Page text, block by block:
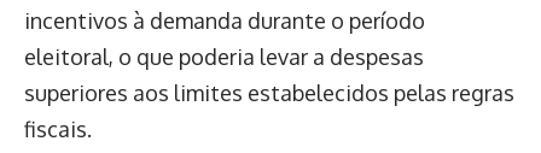
incentivos à demanda durante o período
eleitoral, o que poderia levar a despesas
superiores aos limites estabelecidos pelas regras
fiscais.